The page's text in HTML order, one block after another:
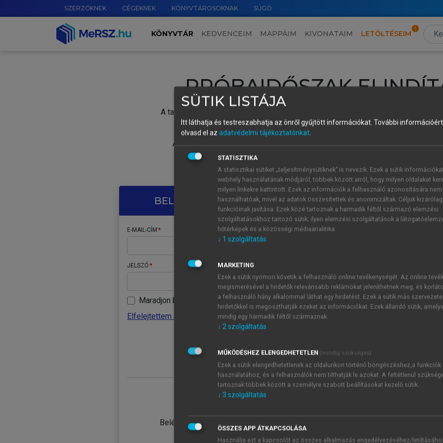
SZERZŐKNEK CÉGEKNEK KÖNYVTÁROSOKNAK SÚGÓ
KÖNYVTÁR KEDVENCEIM MAPPÁIM KIVONATAIM LETÖLTÉSEIM
PRÓBAIDŐSZAK
A tartalom megtekintéséhez lépj be a saját fiókoddal, iskolai azonosítóddal vagy
Új felhasználóként1 óra díjmentes hozzáférésrevagy
A próbaidőszak elindításához,
vagy hozz
A regisztráció után a
BELÉPÉS SAJÁT FIÓKKAL
E-MAIL-CÍM
JELSZÓ
Maradjon belépve
Elfelejtettem a jelszavamat
Belépés intézményi azonosítóval
ÚJ FIÓK
1 óra
JELSZÓ
Kérek értesítést a MeRSZ
Kérek értesítést az
SÜTIK LISTÁJA
Itt láthatja és testreszabhatja az önről gyűjtött információkat. További
olvasd el az adatvédelmi tájékoztatónkat.
STATISZTIKA
A statisztikai sütiket „teljesítménysütiknek” is nevezik. Ezek a sütik
webhely használatának módjáról, többek között arról, hogy milyen oldalakat
milyen linkekre kattintott. Ezek az információk a felhasználó azonosítására nem
használhatóak, mivel az adatok összesítettek és anonimizáltak. Céljuk
funkcióinak javítása. Ezek közé tartoznak a harmadik féltől származó elemzési
szolgáltatásokhoz tartozó sütik; ilyen elemzési szolgáltatások a
hőtérképek és a közösségi médiaanalitika.
↓ 1 szolgáltatás
MARKETING
Ezek a sütik nyomon követik a felhasználó online tevékenységét. Az online
megismerésével a hirdetők relevánsabb reklámokat jeleníthetnek meg, és
a felhasználó hány alkalommal láthat egy hirdetést. Ezek a sütik más
hirdetőkkel is megoszthatják ezeket az információkat. Ezek állandó sütik,
mindig egy harmadik féltől származnak.
↓ 2szolgáltatás
MŰKÖDÉSHEZ ELENGEDHETETLEN (mindig szükséges)
Ezek a sütik elengedhetetlenek az oldalunkon történő böngészéshez,a funkciók
használatához, és a felhasználók nem tilthatják le azokat. A feltétlenül
tartoznak többek között a személyre szabott beállításokat kezelő sütik.
↓ 3 szolgáltatás
ÖSSZES APP ÁTKAPCSOLÁSA
Használja ezt a kapcsolót az összes alkalmazás engedélyezéséhez/